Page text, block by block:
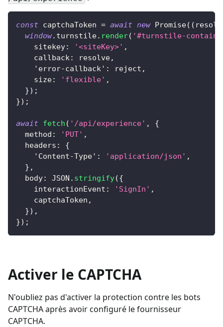
const captchaToken = await new Promise( (
window. turnstile. render( '#turnstile-
sitekey: '<siteKey>' ,
callback: resolve,
'error-callback' : reject ,
size: 'flexible' ,
}) ;
}) ;
await fetch ( '/api/experience' ,
{
method : 'PUT' ,
headers :
{
'Content-Type' : 'application/json' ,
} ,
body: JSON . stringify({
interactionEvent : 'SignIn' ,
    captchaToken
,
}) ,
}) ;
Activer le CAPTCHA
N'oubliez pas d'activer la protection contre les bots
CAPTCHA après avoir configuré le fournisseur
CAPTCHA.